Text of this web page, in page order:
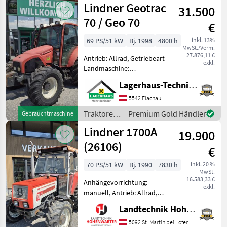
km/h: 40 km/h, Aufladung:
Turbolader,
Gebrauchtmaschine
Lindner Geotrac
70 / Geo 70
31.500
€
inkl. 13%
MwSt./Verm.
27.876,11 €
exkl.
69 PS/51 kW Bj. 1998
4800 h
Antrieb: Allrad, Getriebeart
Landmaschine:
Schaltgetriebe, Plattform:
Kabine,
Höchstgeschwindigkeit in
km/h: 40 km/h, Oberlenker
hinten: mechanisch,
Anhängevorrichtung: m
Lagerhaus-Technik Flachau
5542 Flachau
Traktoren
/ Lindner
Premium Gold Händler
Lindner 1700A
(26106)
19.900
€
inkl. 20 %
MwSt.
16.583,33 €
exkl.
70 PS/51 kW Bj. 1990
7830 h
Anhängevorrichtung:
manuell, Antrieb: Allrad,
Getriebeart Landmaschine:
Schaltgetriebe,
Höchstgeschwindigkeit in
Landtechnik Hohenwarter GmbH
5092 St. Martin bei Lofer